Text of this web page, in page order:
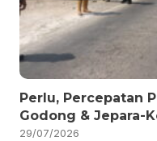
Perlu, Percepatan
Godong & Jepara-
29/07/2026